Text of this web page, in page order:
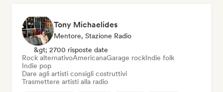
Tony Michaelides
Mentore, Stazione Radio
&gt; 2700 risposte date
Rock alternativoAmericanaGarage rockIndie folk
Indie pop
Dare agli artisti consigli costruttivi
Trasmettere artisti alla radio